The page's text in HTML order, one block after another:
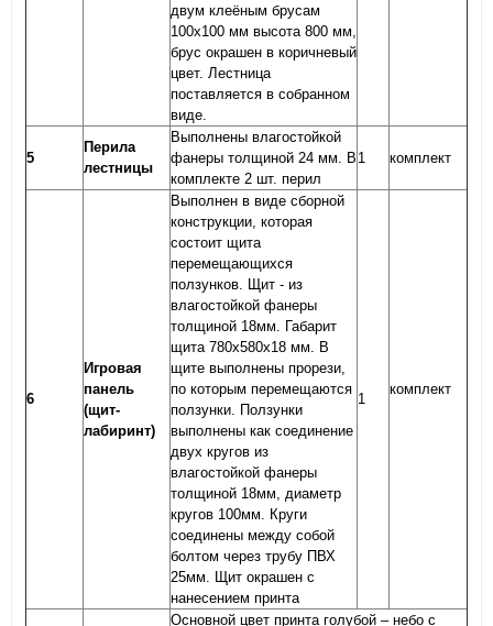
двум клеёным брусам
100х100 мм высота 800 мм,
брус окрашен в коричневый
цвет. Лестница
поставляется в собранном
виде.
5
Перила
лестницы
Выполнены влагостойкой
фанеры толщиной 24 мм. В
комплекте 2 шт. перил
1 комплект
6
Игровая
панель
(щит-
лабиринт)
Выполнен в виде сборной
конструкции, которая
состоит щита
перемещающихся
ползунков. Щит - из
влагостойкой фанеры
толщиной 18мм. Габарит
щита 780х580х18 мм. В
щите выполнены прорези,
по которым перемещаются
ползунки. Ползунки
выполнены как соединение
двух кругов из
влагостойкой фанеры
толщиной 18мм, диаметр
кругов 100мм. Круги
соединены между собой
болтом через трубу ПВХ
25мм. Щит окрашен с
нанесением принта
1
комплект
Основной цвет принта голубой – небо с